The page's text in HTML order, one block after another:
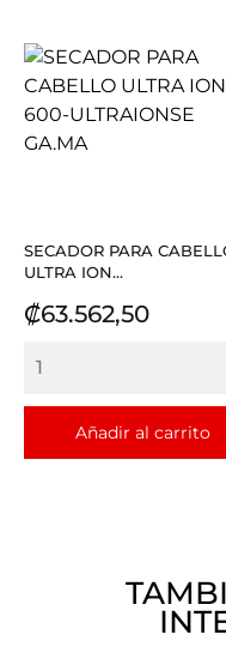
SECADOR PARA
ULTRA ION...
Precio
₡63.562,50
Añadir al carrito